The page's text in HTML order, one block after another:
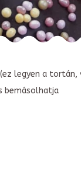
legyen a tortán,
bemásolhatja